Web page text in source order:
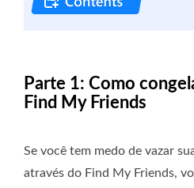
Parte 1: Como
Find My Friends
Se você tem medo de vazar
através do Find My Friends,